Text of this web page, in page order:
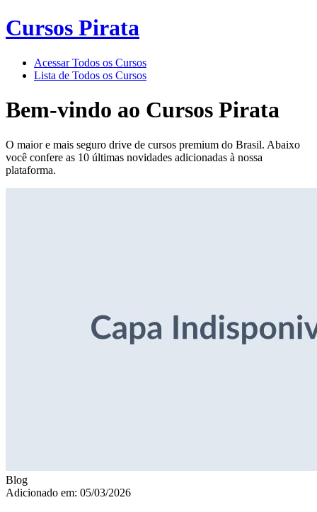
Cursos Pirata
Acessar Todos os Cursos
Lista de Todos os Cursos
Bem-vindo ao Cursos Pirata
O maior e mais seguro drive de cursos premium do Brasil. Abaixo
você confere as 10 últimas novidades adicionadas à nossa
plataforma.
Blog
Adicionado em: 05/03/2026